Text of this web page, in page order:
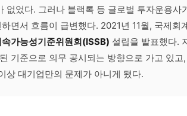
없었다. 그러나 블랙록 등 글로벌 투자운용사
면서 흐름이 급변했다. 2021년 11월, 국제회
속가능성기준위원회(ISSB) 설립을 발표했다.
기준으로 의무 공시되는 방향으로 가고 있고
상 대기업만의 문제가 아니게 됐다.